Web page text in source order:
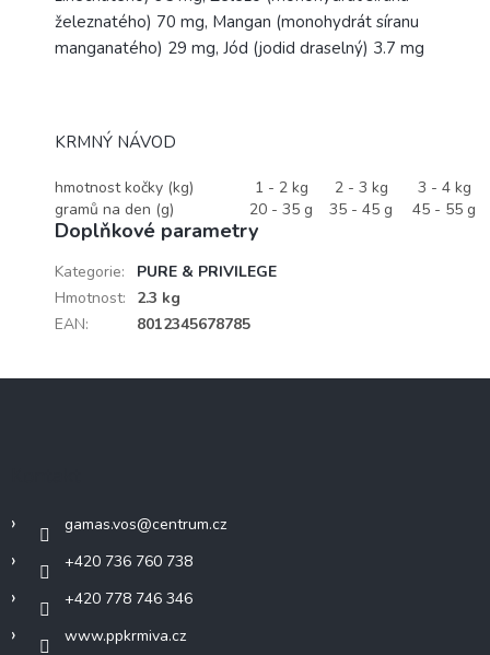
železnatého) 70 mg, Mangan (monohydrát síranu
manganatého) 29 mg, Jód (jodid draselný) 3.7 mg
KRMNÝ NÁVOD
hmotnost kočky (kg) 1 - 2 kg 2 - 3 kg
3 - 4 kg
gramů na den (g)
20 - 35 g 35 - 45 g 45 - 55 g
Doplňkové parametry
Kategorie:
PURE & PRIVILEGE
Hmotnost:
2.3 kg
EAN: 8012345678785
gamas.vos@centrum.cz
+420 736 760 738
+420 778 746 346
www.ppkrmiva.cz